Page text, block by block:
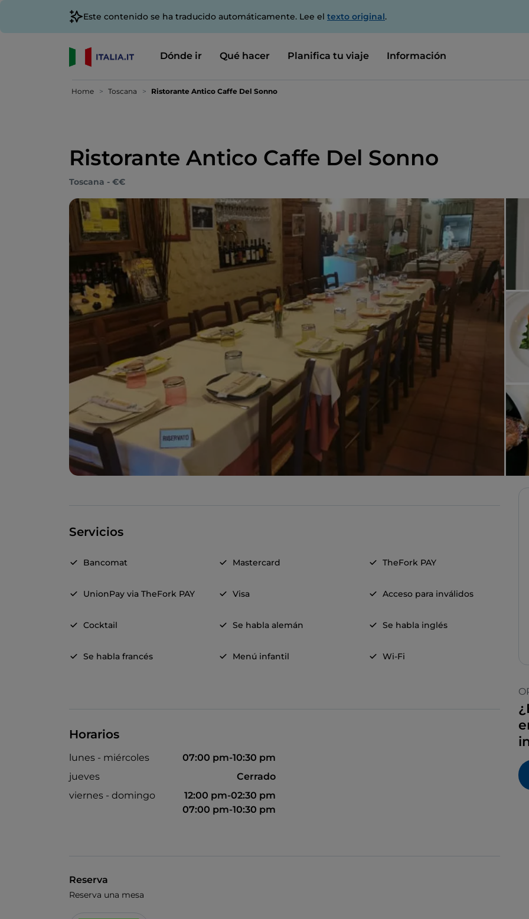
Este contenido se ha traducido automáticamente. Lee el texto original.
Dónde ir Qué hacer Planifica tu viaje Información
Home Toscana Ristorante Antico Caffe Del Sonno
Ristorante Antico Caffe Del Sonno
Toscana - €€
Servicios
Bancomat Mastercard TheFork PAY
UnionPay via TheFork PAY Visa Acceso para inválidos
Cocktail Se habla alemán Se habla inglés
Se habla francés Menú infantil Wi-Fi
Horarios
lunes - miércoles
07:00 pm-10:30 pm
jueves
Cerrado
viernes - domingo
12:00 pm-02:30 pm
07:00 pm-10:30 pm
Reserva
Reserva una mesa